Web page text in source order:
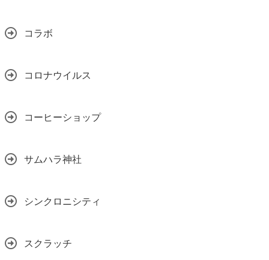
コラボ
コロナウイルス
コーヒーショップ
サムハラ神社
シンクロニシティ
スクラッチ